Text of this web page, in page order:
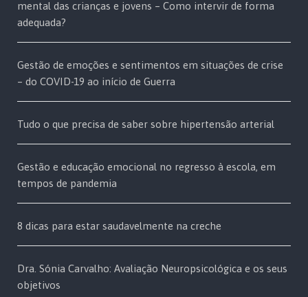
mental das crianças e jovens – Como intervir de forma
adequada?
Gestão de emoções e sentimentos em situações de crise
– do COVID-19 ao início de Guerra
Tudo o que precisa de saber sobre hipertensão arterial
Gestão e educação emocional no regresso à escola, em
tempos de pandemia
8 dicas para estar saudavelmente na creche
Dra. Sónia Carvalho: Avaliação Neuropsicológica e os seus
objetivos